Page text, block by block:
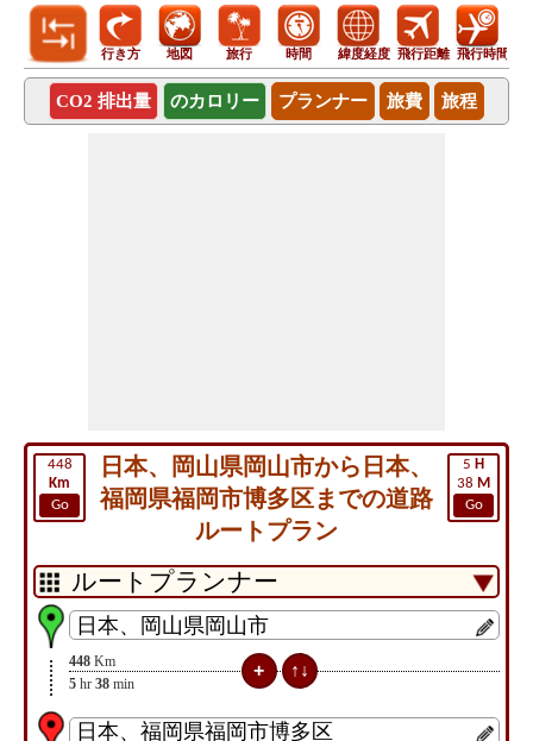
行き方 地図 旅行 時間 緯度経度 飛行距離 飛行時間
CO2 排出量 のカロリー プランナー 旅費 旅程
448
Km
Go
5 H
38 M
Go
日本、岡山県岡山市から日本、
福岡県福岡市博多区までの道路
ルートプラン
448 Km
5 hr 38 min